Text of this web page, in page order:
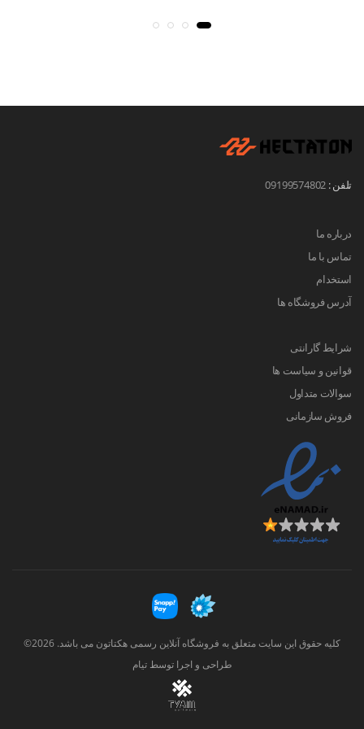
تلفن : 09199574802
درباره ما
تماس با ما
استخدام
آدرس فروشگاه ها
شرایط گارانتی
قوانین و سیاست ها
سوالات متداول
فروش سازمانی
کلیه حقوق این سایت متعلق به فروشگاه آنلاین رسمی هکتاتون می باشد. 2026©
طراحی و اجرا توسطتیام